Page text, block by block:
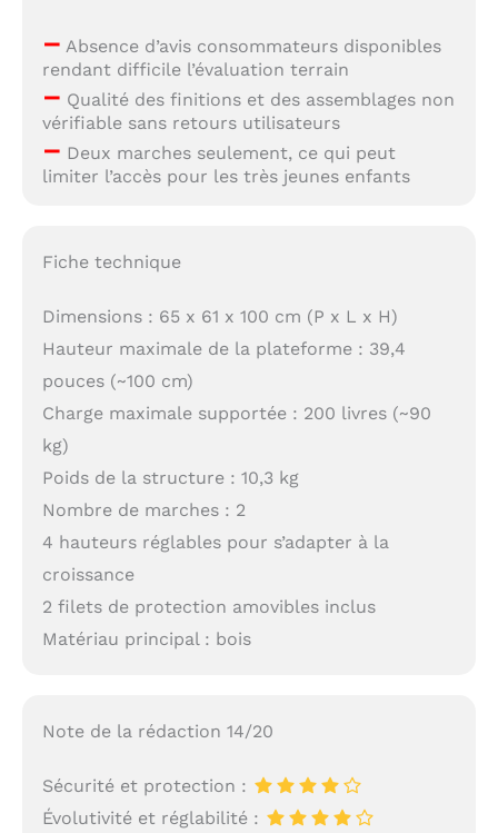
– Absence d’avis consommateurs disponibles
rendant difficile l’évaluation terrain
– Qualité des finitions et des assemblages non
vérifiable sans retours utilisateurs
– Deux marches seulement, ce qui peut
limiter l’accès pour les très jeunes enfants
Fiche technique
Dimensions : 65 x 61 x 100 cm (P x L x H)
Hauteur maximale de la plateforme : 39,4
pouces (~100 cm)
Charge maximale supportée : 200 livres (~90
kg)
Poids de la structure : 10,3 kg
Nombre de marches : 2
4 hauteurs réglables pour s’adapter à la
croissance
2 filets de protection amovibles inclus
Matériau principal : bois
Note de la rédaction 14/20
Sécurité et protection :
Évolutivité et réglabilité :